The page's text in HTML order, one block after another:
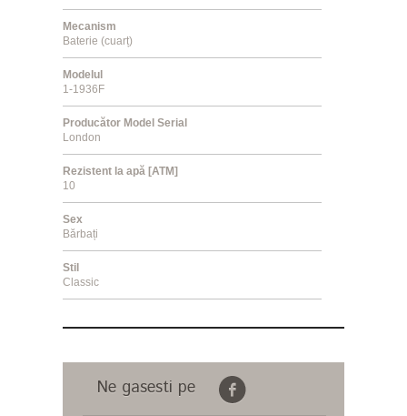
Mecanism
Baterie (cuarț)
Modelul
1-1936F
Producător Model Serial
London
Rezistent la apă [ATM]
10
Sex
Bărbați
Stil
Classic
Ne gasesti pe